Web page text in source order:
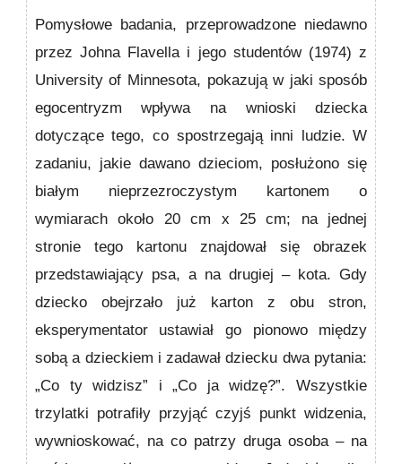
Pomysłowe badania, przeprowadzone niedawno
przez Johna Flavella i jego studentów (1974) z
University of Minnesota, pokazują w jaki sposób
egocentryzm wpływa na wnioski dziecka
dotyczące tego, co spostrzegają inni ludzie. W
zadaniu, jakie dawano dzieciom, posłużono się
bia­łym nieprzezroczystym kartonem o
wymiarach około 20 cm x 25 cm; na jednej
stronie tego kartonu znajdował się obrazek
przedstawiający psa, a na drugiej – kota. Gdy
dziecko obejrzało już karton z obu stron,
eksperymentator ustawiał go pionowo między
sobą a dzieckiem i zadawał dziecku dwa pytania:
„Co ty widzisz” i „Co ja widzę?”. Wszystkie
trzylatki potrafiły przyjąć czyjś punkt widzenia,
wywnioskować, na co patrzy druga osoba – na